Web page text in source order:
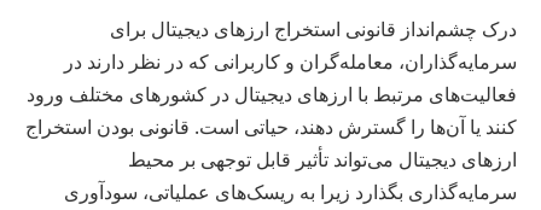
درک چشم‌انداز قانونی استخراج ارزهای دیجیتال برای
سرمایه‌گذاران، معامله‌گران و کاربرانی که در نظر دارند در
فعالیت‌های مرتبط با ارزهای دیجیتال در کشورهای مختلف ورود
کنند یا آن‌ها را گسترش دهند، حیاتی است. قانونی بودن استخراج
ارزهای دیجیتال می‌تواند تأثیر قابل توجهی بر محیط
سرمایه‌گذاری بگذارد زیرا به ریسک‌های عملیاتی، سودآوری